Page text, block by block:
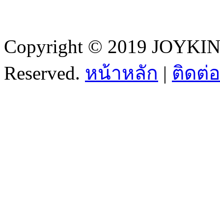
Copyright © 2019
Reserved. หน้าหลัก | ติดต่